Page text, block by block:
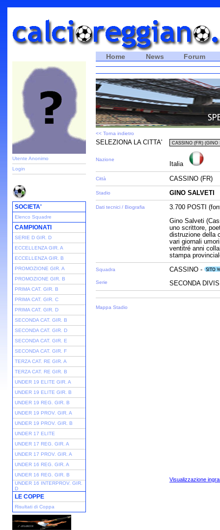
Utente Anonimo
Login
SOCIETA'
Elenco Squadre
CAMPIONATI
SERIE D GIR. D
ECCELLENZA GIR. A
ECCELLENZA GIR. B
PROMOZIONE GIR. A
PROMOZIONE GIR. B
PRIMA CAT. GIR. B
PRIMA CAT. GIR. C
PRIMA CAT. GIR. D
SECONDA CAT. GIR. B
SECONDA CAT. GIR. D
SECONDA CAT. GIR. E
SECONDA CAT. GIR. F
TERZA CAT. RE GIR. A
TERZA CAT. RE GIR. B
UNDER 19 ELITE GIR. A
UNDER 19 ELITE GIR. B
UNDER 19 REG. GIR. B
UNDER 19 PROV. GIR. A
UNDER 19 PROV. GIR. B
UNDER 17 ELITE
UNDER 17 REG. GIR. A
UNDER 17 PROV. GIR. A
UNDER 16 REG. GIR. A
UNDER 16 REG. GIR. B
UNDER 16 INTERPROV. GIR.
D
LE COPPE
Risultati di Coppa
Home News Forum
<< Torna indietro
SELEZIONA LA CITTA'
Nazione
Italia
Città CASSINO (FR)
Stadio GINO SALVETI
Dati tecnici / Biografia
3.700 POSTI
Gino Salveti
uno scrittore,
distruzione della
vari giornali
ventitré anni
stampa
Squadra
Serie
CASSINO -
SECONDA
Mappa Stadio
Visualizzazione